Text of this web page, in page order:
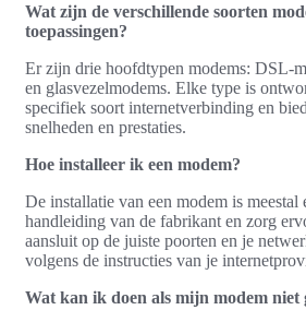
Wat zijn de verschillende soorten
toepassingen?
Er zijn drie hoofdtypen modems: DSL-
en glasvezelmodems. Elke type is
specifiek soort internetverbinding en
snelheden en prestaties.
Hoe installeer ik een modem?
De installatie van een modem is
handleiding van de fabrikant en zorg
aansluit op de juiste poorten en je
volgens de instructies van je
Wat kan ik doen als mijn modem niet